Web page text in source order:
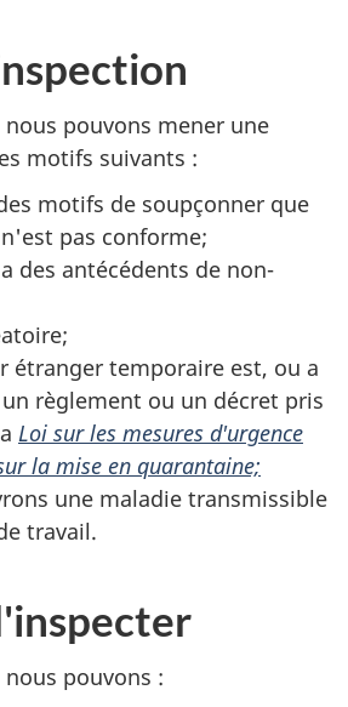
nous pouvons mener une
motifs suivants :
motifs de soupçonner que
pas conforme;
des antécédents de non-
étranger temporaire est, ou a
règlement ou un décret pris
Loi sur les mesures d'urgence
la mise en quarantaine;
une maladie transmissible
travail.
nous pouvons :